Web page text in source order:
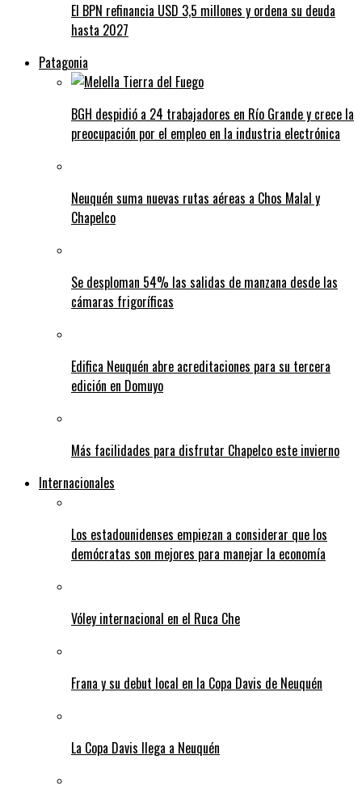
El BPN refinancia USD 3,5 millones y ordena su deuda
hasta 2027
Patagonia
BGH despidió a 24 trabajadores en Río Grande y crece la
preocupación por el empleo en la industria electrónica
Neuquén suma nuevas rutas aéreas a Chos Malal y
Chapelco
Se desploman 54% las salidas de manzana desde las
cámaras frigoríficas
Edifica Neuquén abre acreditaciones para su tercera
edición en Domuyo
Más facilidades para disfrutar Chapelco este invierno
Internacionales
Los estadounidenses empiezan a considerar que los
demócratas son mejores para manejar la economía
Vóley internacional en el Ruca Che
Frana y su debut local en la Copa Davis de Neuquén
La Copa Davis llega a Neuquén